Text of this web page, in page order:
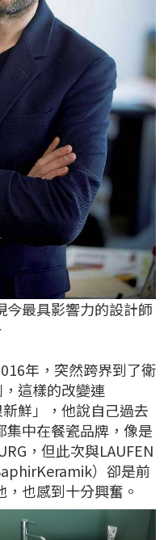
最具影響力的設計師
年，突然跨界到了衛
這樣的改變連
鮮」，他說自己過去
集中在餐瓷品牌，像是
，但此次與LAUFEN
）卻是前
也感到十分興奮。